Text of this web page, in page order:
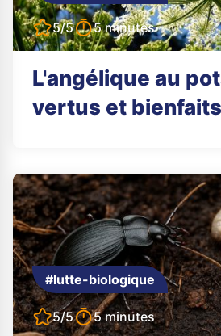
5/5 5 minutes
L'angélique au
vertus et bienfaits
#lutte-biologique
5/5 5 minutes